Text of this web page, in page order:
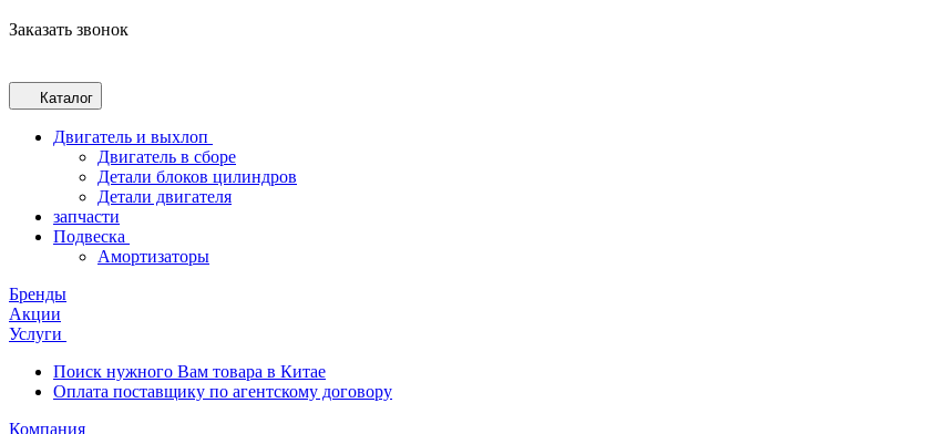
Заказать звонок
Каталог
Двигатель и выхлоп
Двигатель в сборе
Детали блоков цилиндров
Детали двигателя
запчасти
Подвеска
Амортизаторы
Бренды
Акции
Услуги
Поиск нужного Вам товара в Китае
Оплата поставщику по агентскому договору
Компания